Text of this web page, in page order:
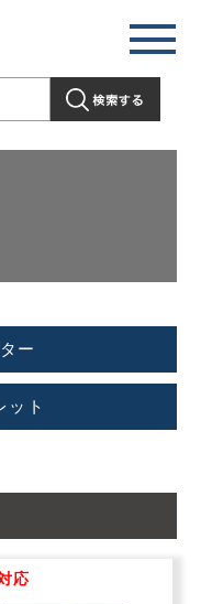
ー
ット
応